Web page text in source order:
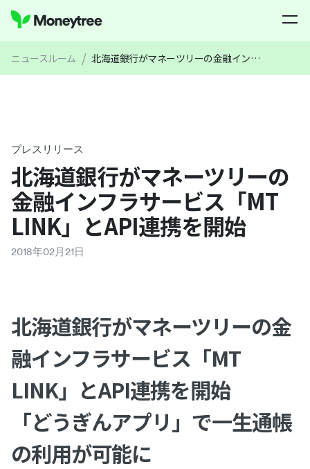
ニュースルーム / 北海道銀行がマネーツリーの金融インフラサービス「MT LINK」とAPI連携を開始
プレスリリース
北海道銀行がマネーツリーの
金融インフラサービス「MT
LINK」とAPI連携を開始
2018年02月21日
北海道銀行がマネーツリーの金
融インフラサービス「MT
LINK」とAPI連携を開始
「どうぎんアプリ」で一生通帳
の利用が可能に